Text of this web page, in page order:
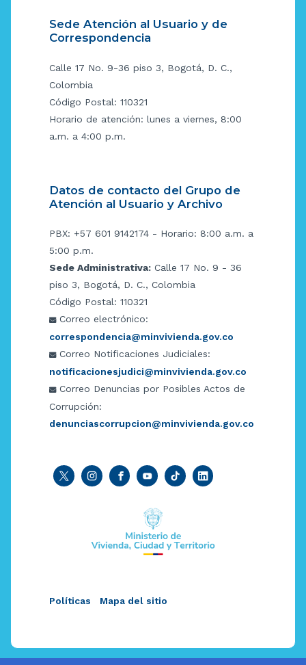
Sede Atención al Usuario y de
Correspondencia
Calle 17 No. 9-36 piso 3, Bogotá, D. C.,
Colombia
Código Postal: 110321
Horario de atención: lunes a viernes, 8:00
a.m. a 4:00 p.m.
Datos de contacto del Grupo de
Atención al Usuario y Archivo
PBX: +57 601 9142174 - Horario: 8:00 a.m. a
5:00 p.m.
Sede Administrativa: Calle 17 No. 9 - 36
piso 3, Bogotá, D. C., Colombia
Código Postal: 110321
Correo electrónico:
correspondencia@minvivienda.gov.co
Correo Notificaciones Judiciales:
notificacionesjudici@minvivienda.gov.co
Correo Denuncias por Posibles Actos de
Corrupción:
denunciascorrupcion@minvivienda.gov.co
Políticas Mapa del sitio